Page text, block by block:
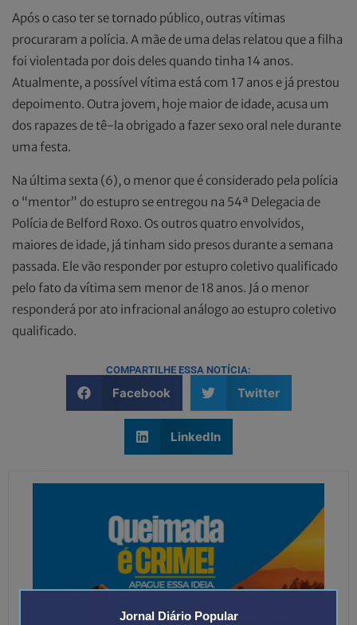
Jornal Diário Popular
Após o caso ter se tornado público, outras vítimas
procuraram a polícia. A mãe de uma delas relatou que a filha
foi violentada por dois deles quando tinha 14 anos.
Atualmente, a possível vítima está com 17 anos e já prestou
depoimento. Outra jovem, hoje maior de idade, acusa um
dos rapazes de tê-la obrigado a fazer sexo oral nele durante
uma festa.
Na última sexta (6), o menor que é considerado pela polícia
o “mentor” do estupro se entregou na 54ª Delegacia de
Polícia de Belford Roxo. Os outros quatro envolvidos,
maiores de idade, já tinham sido presos durante a semana
passada. Ele vão responder por estupro coletivo qualificado
pelo fato da vítima sem menor de 18 anos. Já o menor
responderá por ato infracional análogo ao estupro coletivo
qualificado.
COMPARTILHE ESSA NOTÍCIA:
Facebook Twitter
LinkedIn